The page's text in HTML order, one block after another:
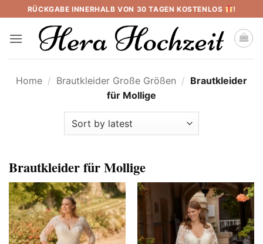
to
content
RÜCKGABE INNERHALB VON 30 TAGEN KOSTENLOS !
Home / Brautkleider Große Größen / Brautkleider
für Mollige
Brautkleider für Mollige